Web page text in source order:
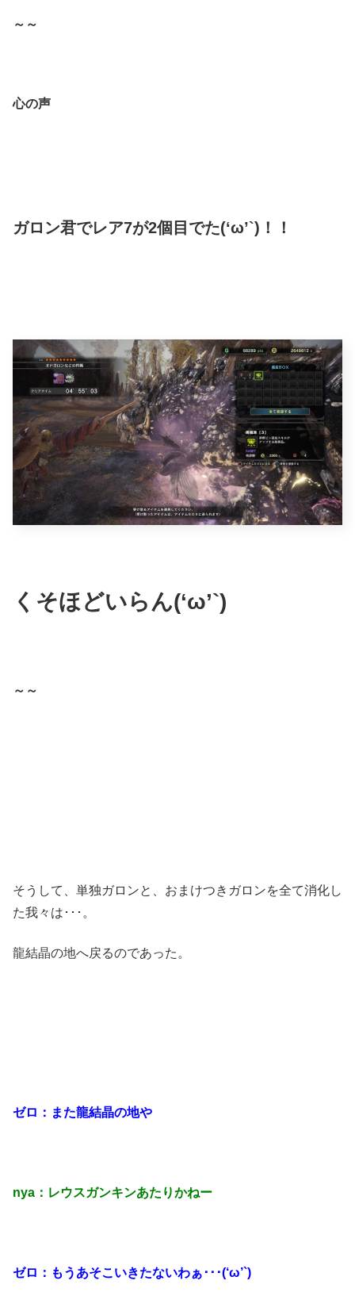
～～
心の声
ガロン君でレア7が2個目でた(‘ω’`)！！
くそほどいらん(‘ω’`)
～～
そうして、単独ガロンと、おまけつきガロンを全て消化し
た我々は･･･。
龍結晶の地へ戻るのであった。
ゼロ：また龍結晶の地や
nya：レウスガンキンあたりかねー
ゼロ：もうあそこいきたないわぁ･･･(‘ω’`)